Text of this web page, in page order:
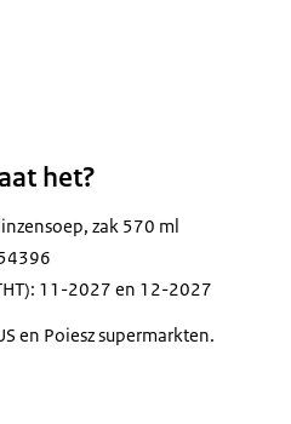
het?
zak 570 ml
11-2027 en 12-2027
en Poiesz supermarkten.